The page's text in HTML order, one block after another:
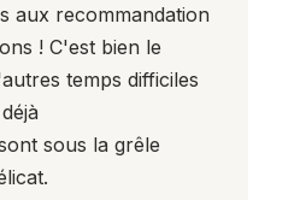
aux recommandation
! C'est bien le
temps difficiles
sous la grêle